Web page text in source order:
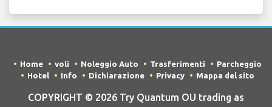
Home voli Noleggio Auto Trasferimenti
Parcheggio
Hotel
Info Dichiarazione Privacy Mappa del sito
COPYRIGHT © 2026 Try Quantum OU trading as